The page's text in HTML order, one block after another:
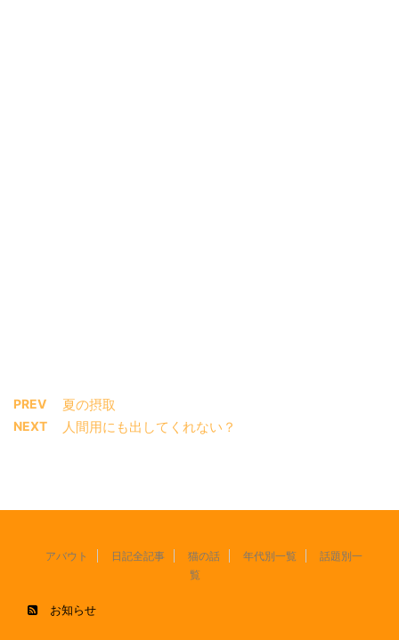
PREV 夏の摂取
NEXT 人間用にも出してくれない？
アバウト 日記全記事 猫の話 年代別一覧
話題別一
覧
お知らせ